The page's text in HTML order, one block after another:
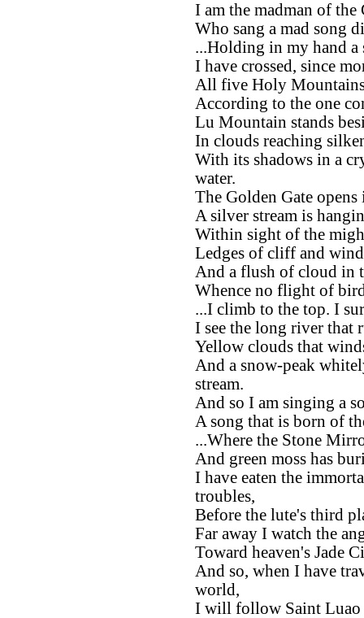
I am the madman of
Who sang a mad song
...Holding in my hand a
I have crossed, since
All five Holy
According to the one
Lu Mountain stands
In clouds reaching
With its shadows in a
water.
The Golden Gate
A silver stream is
Within sight of the
Ledges of cliff and
And a flush of cloud in
Whence no flight of
...I climb to the top. I
I see the long river that
Yellow clouds that
And a snow-peak
stream.
And so I am singing a
A song that is born of
...Where the Stone
And green moss has
I have eaten the
troubles,
Before the lute's third
Far away I watch the
Toward heaven's Jade
And so, when I have
world,
I will follow Saint Luao